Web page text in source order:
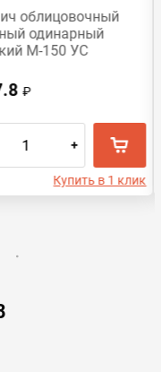
облицовочный
одинарный
М-150 УС
₽
+
Купить в 1 клик